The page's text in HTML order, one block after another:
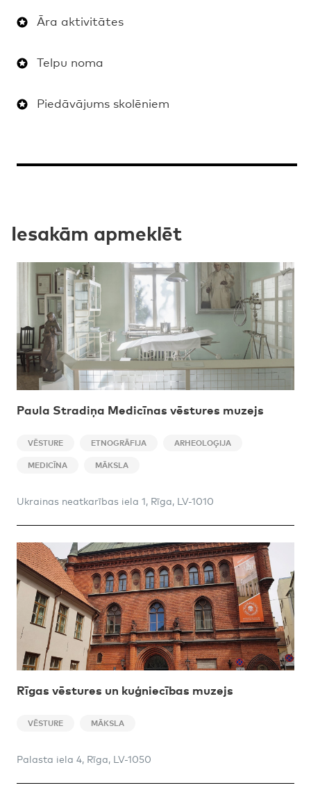
Āra aktivitātes
Telpu noma
Piedāvājums skolēniem
Iesakām apmeklēt
Paula Stradiņa Medicīnas vēstures muzejs
VĒSTURE ETNOGRĀFIJA ARHEOLOĢIJA
MEDICĪNA MĀKSLA
Ukrainas neatkarības iela 1, Rīga, LV-1010
Rīgas vēstures un kuģniecības muzejs
VĒSTURE MĀKSLA
Palasta iela 4, Rīga, LV-1050